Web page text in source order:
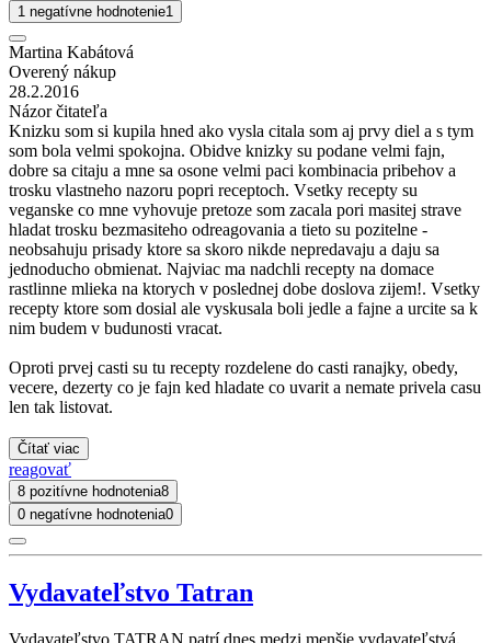
1 negatívne hodnotenie1
Martina Kabátová
Overený nákup
28.2.2016
Názor čitateľa
Knizku som si kupila hned ako vysla citala som aj prvy diel a s tym
som bola velmi spokojna. Obidve knizky su podane velmi fajn,
dobre sa citaju a mne sa osone velmi paci kombinacia pribehov a
trosku vlastneho nazoru popri receptoch. Vsetky recepty su
veganske co mne vyhovuje pretoze som zacala pori masitej strave
hladat trosku bezmasiteho odreagovania a tieto su pozitelne -
neobsahuju prisady ktore sa skoro nikde nepredavaju a daju sa
jednoducho obmienat. Najviac ma nadchli recepty na domace
rastlinne mlieka na ktorych v poslednej dobe doslova zijem!. Vsetky
recepty ktore som dosial ale vyskusala boli jedle a fajne a urcite sa k
nim budem v budunosti vracat.
Oproti prvej casti su tu recepty rozdelene do casti ranajky, obedy,
vecere, dezerty co je fajn ked hladate co uvarit a nemate privela casu
len tak listovat.
Čítať viac
reagovať
8 pozitívne hodnotenia8
0 negatívne hodnotenia0
Vydavateľstvo Tatran
Vydavateľstvo TATRAN patrí dnes medzi menšie vydavateľstvá,